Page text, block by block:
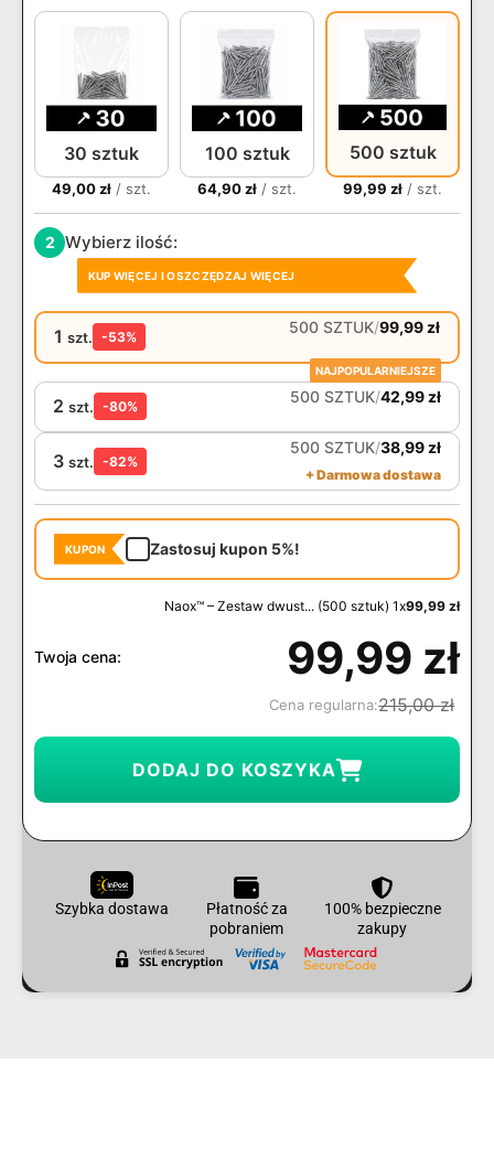
30 sztuk
49,00zł / szt.
100 sztuk
64,90zł / szt.
500 sztuk
99,99 zł / szt.
2 Wybierz ilość:
KUP WIĘCEJ I OSZCZĘDZAJ WIĘCEJ
1 szt. -53%
500 SZTUK/99,99 zł
NAJPOPULARNIEJSZE
2 szt. -80%
500 SZTUK/42,99 zł
3 szt. -82%
500 SZTUK/38,99 zł
+ Darmowa dostawa
KUPON Zastosuj kupon 5%!
Naox™ – Zestaw dwust... (500 sztuk) 1x99,99 zł
Twoja cena: 99,99 zł
Cena regularna:215,00zł
DODAJ DO KOSZYKA
Szybka dostawa
Płatność za
pobraniem
100% bezpieczne
zakupy